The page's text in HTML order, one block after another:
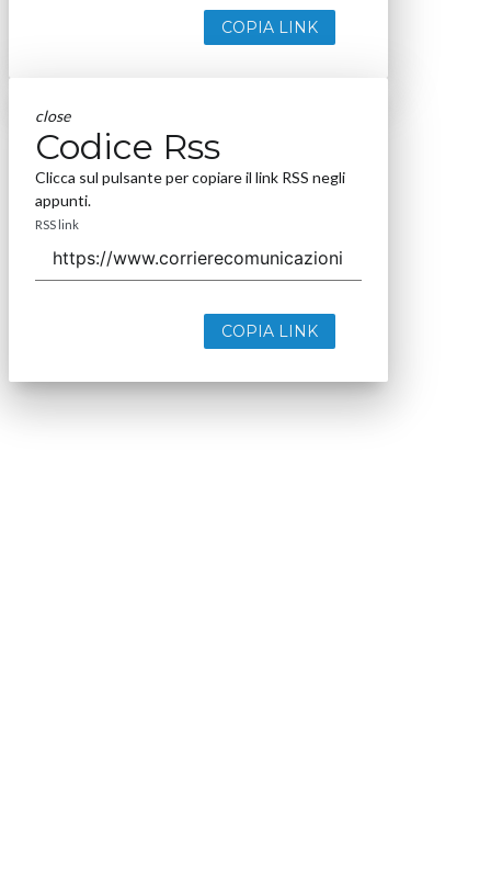
COPIA LINK
close
Codice Rss
Clicca sul pulsante per copiare il link RSS negli
appunti.
RSS link
COPIA LINK